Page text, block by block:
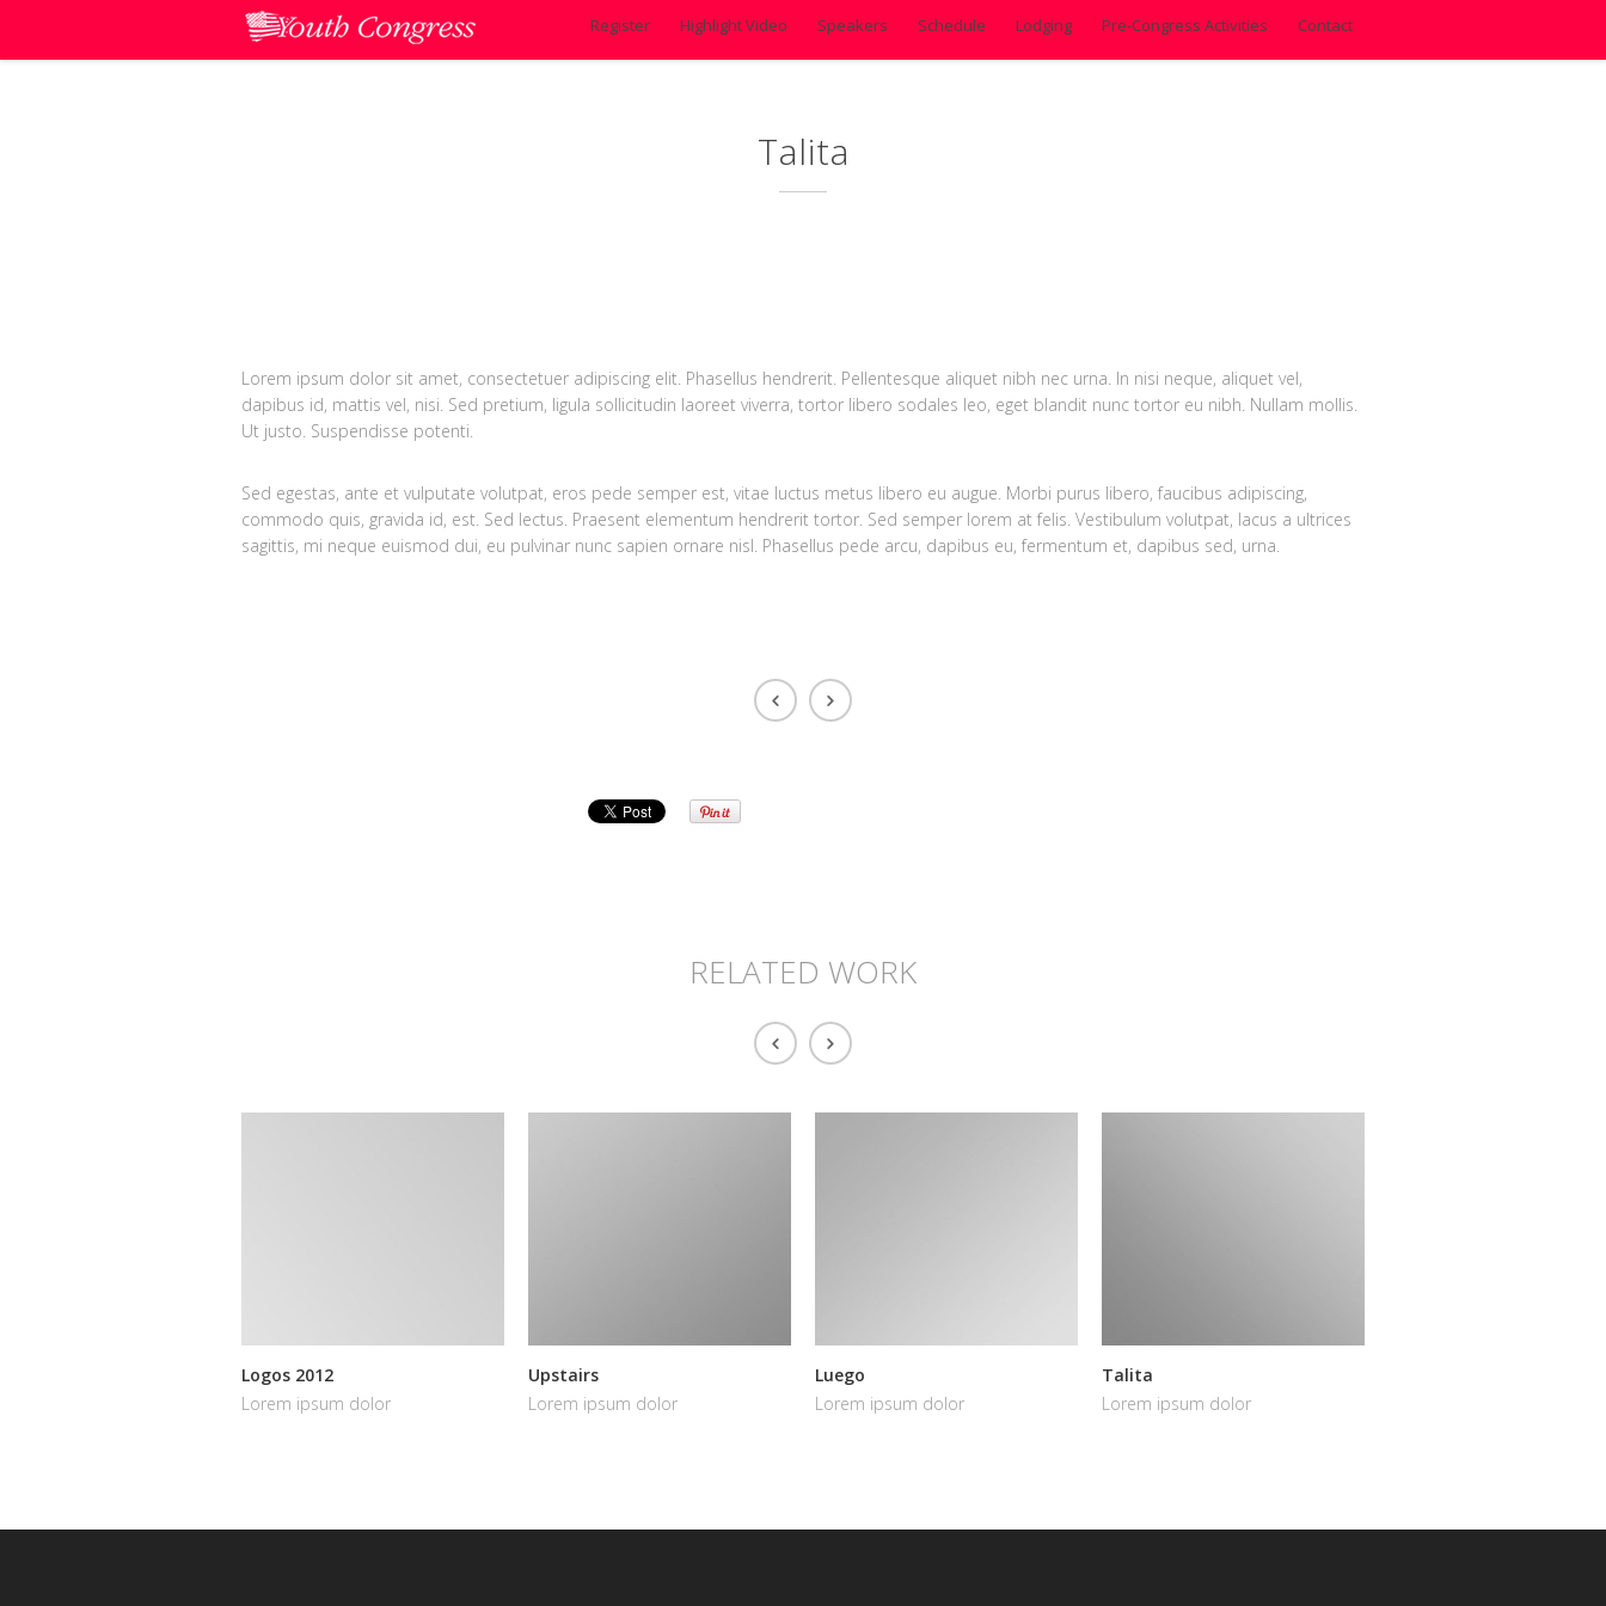
Register Highlight Video Speakers Schedule Lodging Pre-Congress Activities Contact
Talita
Lorem ipsum dolor sit amet, consectetuer adipiscing elit. Phasellus hendrerit. Pellentesque aliquet nibh nec urna. In nisi neque, aliquet vel,
dapibus id, mattis vel, nisi. Sed pretium, ligula sollicitudin laoreet viverra, tortor libero sodales leo, eget blandit nunc tortor eu nibh. Nullam mollis.
Ut justo. Suspendisse potenti.
Sed egestas, ante et vulputate volutpat, eros pede semper est, vitae luctus metus libero eu augue. Morbi purus libero, faucibus adipiscing,
commodo quis, gravida id, est. Sed lectus. Praesent elementum hendrerit tortor. Sed semper lorem at felis. Vestibulum volutpat, lacus a ultrices
sagittis, mi neque euismod dui, eu pulvinar nunc sapien ornare nisl. Phasellus pede arcu, dapibus eu, fermentum et, dapibus sed, urna.
RELATED WORK
Logos 2012
Lorem ipsum dolor
Upstairs
Lorem ipsum dolor
Luego
Lorem ipsum dolor
Talita
Lorem ipsum dolor